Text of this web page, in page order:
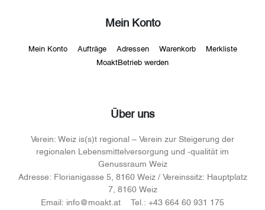
Mein Konto
Mein Konto Aufträge Adressen Warenkorb Merkliste
MoaktBetrieb werden
Über uns
Verein: Weiz is(s)t regional – Verein zur Steigerung der
regionalen Lebensmittelversorgung und -qualität im
Genussraum Weiz
Adresse: Florianigasse 5, 8160 Weiz / Vereinssitz: Hauptplatz
7, 8160 Weiz
Email: info@moakt.at Tel.: +43 664 60 931 175